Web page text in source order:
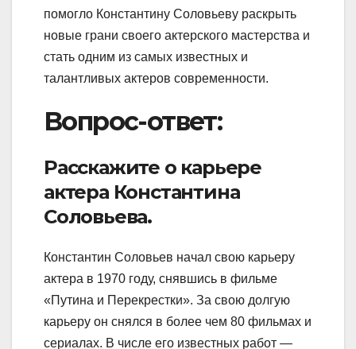
помогло Константину Соловьеву раскрыть
новые грани своего актерского мастерства и
стать одним из самых известных и
талантливых актеров современности.
Вопрос-ответ:
Расскажите о карьере
актера Константина
Соловьева.
Константин Соловьев начал свою карьеру
актера в 1970 году, снявшись в фильме
«Путина и Перекрестки». За свою долгую
карьеру он снялся в более чем 80 фильмах и
сериалах. В числе его известных работ —